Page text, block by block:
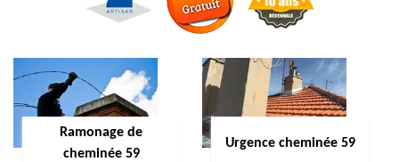
Ramonage de
cheminée 59
Urgence cheminée 59